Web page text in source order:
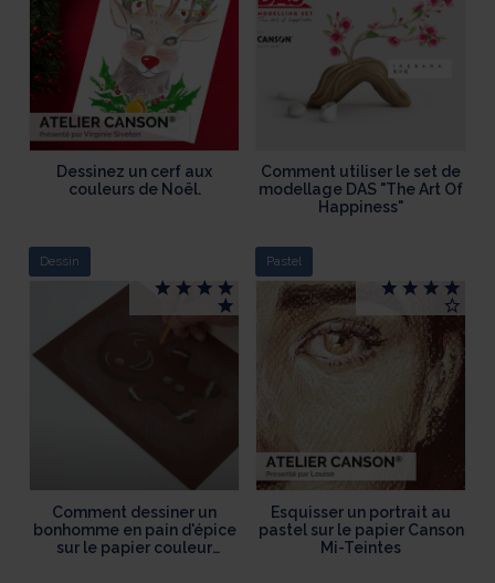
Dessinez un cerf aux
couleurs de Noël.
Comment utiliser le set de
modellage DAS "The Art Of
Happiness"
Dessin
Comment dessiner un
bonhomme en pain d'épice
sur le papier couleur
Pastel
Esquisser un portrait au
pastel sur le papier Canson
Mi-Teintes